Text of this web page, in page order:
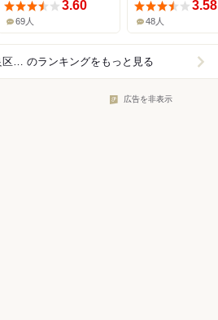
3.60
69人
3.58
48人
福岡市西区・早良区×寿司 のランキングをもっと見る
広告を非表示